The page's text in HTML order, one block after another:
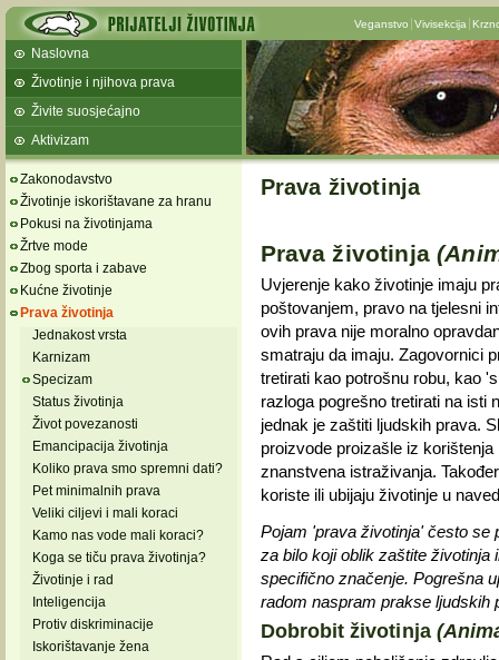
Veganstvo Vivisekcija
Naslovna
Životinje i njihova prava
Živite suosjećajno
Aktivizam
Zakonodavstvo
Životinje iskorištavane za hranu
Pokusi na životinjama
Žrtve mode
Zbog sporta i zabave
Kućne životinje
Prava životinja
Jednakost vrsta
Karnizam
Specizam
Status životinja
Život povezanosti
Emancipacija životinja
Koliko prava smo spremni dati?
Pet minimalnih prava
Veliki ciljevi i mali koraci
Kamo nas vode mali koraci?
Koga se tiču prava životinja?
Životinje i rad
Inteligencija
Protiv diskriminacije
Iskorištavanje žena
Prava životinja
Prava životinja
Uvjerenje kako životinje imaju
poštovanjem, pravo na tjelesni
ovih prava nije moralno
smatraju da imaju. Zagovornici
tretirati kao potrošnu robu, kao
razloga pogrešno tretirati na isti
jednak je zaštiti ljudskih prava.
proizvode proizašle iz
znanstvena istraživanja.
koriste ili ubijaju životinje u
Pojam 'prava životinja' često se
za bilo koji oblik zaštite životinja
specifično značenje. Pogrešna
radom naspram prakse ljudskih
Dobrobit životinja